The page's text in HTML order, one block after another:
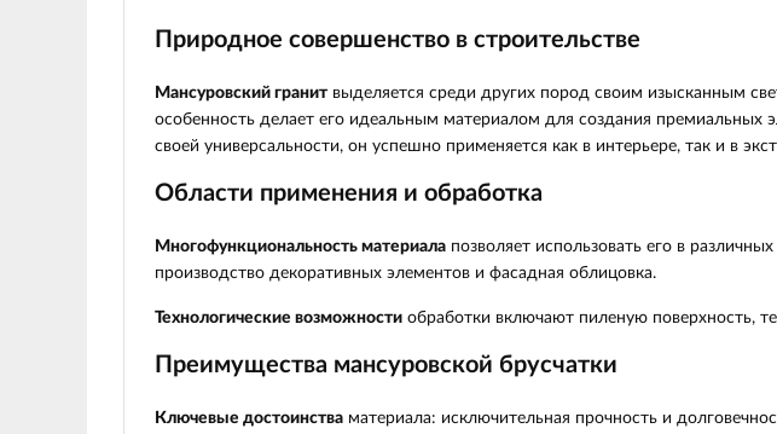
Природное совершенство в строительстве
Мансуровский гранит выделяется среди других пород своим изысканным
особенность делает его идеальным материалом для создания премиальных
своей универсальности, он успешно применяется как в интерьере, так и в
Области применения и обработка
Многофункциональность материала позволяет использовать его в
производство декоративных элементов и фасадная облицовка.
Технологические возможности обработки включают пиленую поверхность,
Преимущества мансуровской брусчатки
Ключевые достоинства материала: исключительная прочность и